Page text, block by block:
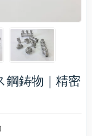
鋼鋳物｜精密